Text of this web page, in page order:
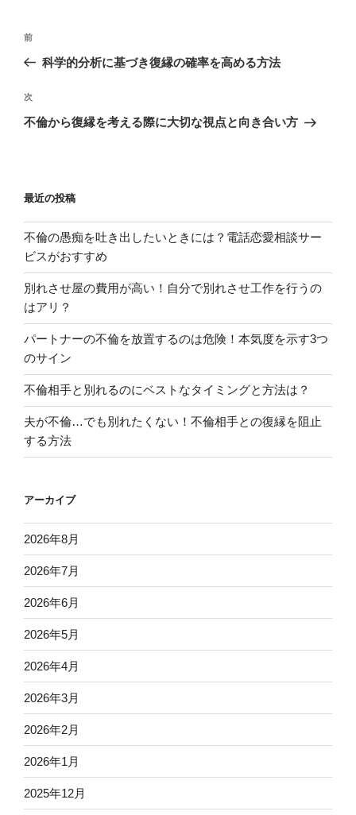
投
ビ
ゲ
ン
過
去
投
稿
前
科学的分析に基づき復縁の確率を高める方法
次
の
次
不倫から復縁を考える際に大切な視点と向き合い方
最近の投稿
不倫の愚痴を吐き出したいときには？電話恋愛相談サー
ビスがおすすめ
別れさせ屋の費用が高い！自分で別れさせ工作を行うの
はアリ？
パートナーの不倫を放置するのは危険！本気度を示す3つ
のサイン
不倫相手と別れるのにベストなタイミングと方法は？
夫が不倫…でも別れたくない！不倫相手との復縁を阻止
する方法
アーカイブ
2026年8月
2026年7月
2026年6月
2026年5月
2026年4月
2026年3月
2026年2月
2026年1月
2025年12月